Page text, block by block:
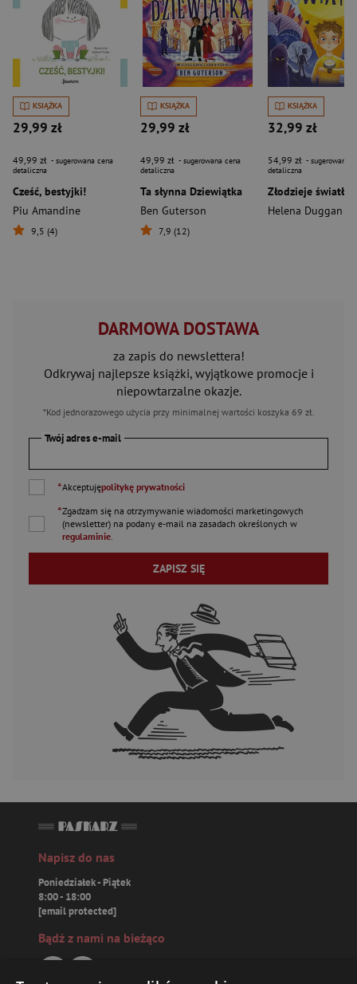
KSIĄŻKA
29,99 zł
49,99 zł - sugerowana cena
detaliczna
Cześć, bestyjki!
Piu Amandine
9,5 (4)
KSIĄŻKA
29,99 zł
49,99 zł - sugerowana cena
detaliczna
Ta słynna Dziewiątka
Ben Guterson
7,9 (12)
KSIĄŻKA
32,99 zł
54,99 zł - sugerowana
detaliczna
Helena Duggan
DARMOWA DOSTAWA
za zapis do newslettera!
Odkrywaj najlepsze książki, wyjątkowe promocje i
niepowtarzalne okazje.
*Kod jednorazowego użycia przy minimalnej wartości koszyka 69 zł.
Twój adres e-mail
*Akceptujępolitykę prywatności
*Zgadzam się na otrzymywanie wiadomości marketingowych
(newsletter) na podany e-mail na zasadach określonych w
regulaminie
ZAPISZ SIĘ
Napisz do nas
Poniedziałek - Piątek
8:00 - 18:00
[email protected]
Bądź z nami na bieżąco